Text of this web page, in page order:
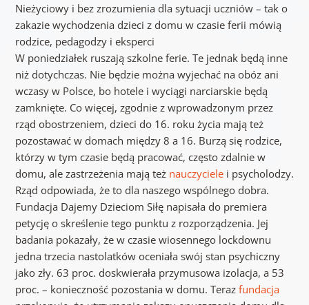
Nieżyciowy i bez zrozumienia dla sytuacji uczniów – tak o
zakazie wychodzenia dzieci z domu w czasie ferii mówią
rodzice, pedagodzy i eksperci
W poniedziałek ruszają szkolne ferie. Te jednak będą inne
niż dotychczas. Nie będzie można wyjechać na obóz ani
wczasy w Polsce, bo hotele i wyciągi narciarskie będą
zamknięte. Co więcej, zgodnie z wprowadzonym przez
rząd obostrzeniem, dzieci do 16. roku życia mają też
pozostawać w domach między 8 a 16. Burzą się rodzice,
którzy w tym czasie będą pracować, często zdalnie w
domu, ale zastrzeżenia mają też nauczycielei psycholodzy.
Rząd odpowiada, że to dla naszego wspólnego dobra.
Fundacja Dajemy Dzieciom Siłę napisała do premiera
petycję o skreślenie tego punktu z rozporządzenia. Jej
badania pokazały, że w czasie wiosennego lockdownu
jedna trzecia nastolatków oceniała swój stan psychiczny
jako zły. 63 proc. doskwierała przymusowa izolacja, a 53
proc. – konieczność pozostania w domu. Teraz fundacja